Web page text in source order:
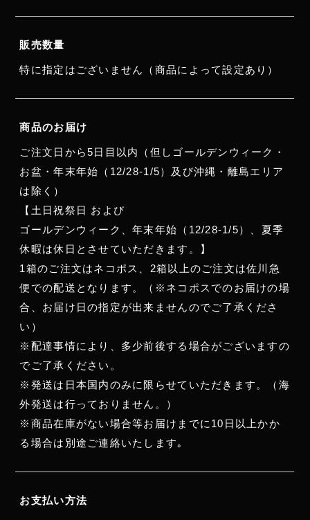
販売数量
特に指定はございません（商品によって設定あり）
商品のお届け
ご注文日から5日目以内（但しゴールデンウィーク・
お盆・年末年始（12/28-1/5）及び沖縄・離島エリア
は除く）
【土日祝祭日 および
ゴールデンウィーク、年末年始（12/28-1/5）、夏季
休暇は休日とさせていただきます。】
1箱のご注文はネコポス、2箱以上のご注文は佐川急
便での配送となります。（※ネコポスでのお届けの場
合、お届け日の指定が出来ませんのでご了承くださ
い）
※配達事情により、多少前後する場合がございますの
でご了承ください。
※発送は日本国内のみに限らせていただきます。（海
外発送は行っておりません。）
※商品在庫がない場合等お届けまでに10日以上かか
る場合は別途ご連絡いたします｡
お支払い方法